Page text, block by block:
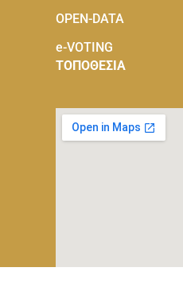
OPEN-DATA
e-VOTING
ΤΟΠΟΘΕΣΙΑ